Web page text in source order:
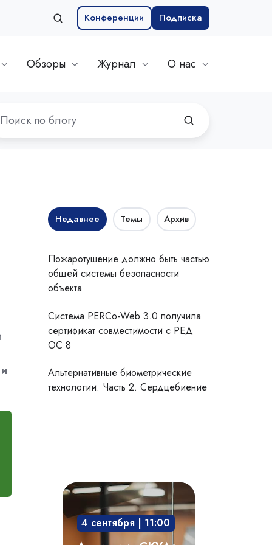
Конференции Подписка
Обзоры Журнал О нас
Недавнее Темы Архив
Пожаротушение должно быть частью
общей системы безопасности
объекта
Система PERCo-Web 3.0 получила
сертификат совместимости с РЕД
ОС 8
Альтернативные биометрические
технологии. Часть 2. Сердцебиение
Академия
СКУД:
мобильный
доступ,
4 сентября | 11:00